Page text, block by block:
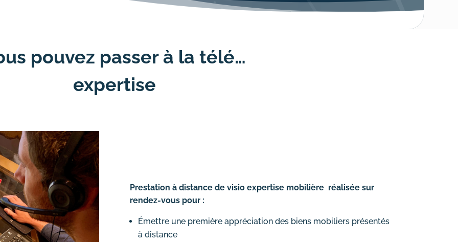
pouvez passer à la télé…
expertise
Prestation à distance de visio expertise mobilière réalisée sur
rendez-vous pour :
Émettre une première appréciation des biens mobiliers présentés
à distance